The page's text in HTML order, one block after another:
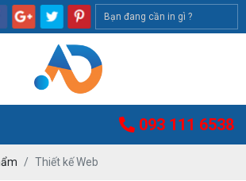
093 111 6538
Thiết kế Web